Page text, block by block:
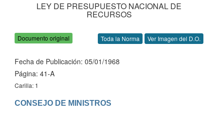
LEY DE PRESUPUESTO NACIONAL DE
RECURSOS
Documento original Toda la Norma Ver Imagen del D.O.
Fecha de Publicación: 05/01/1968
Página: 41-A
Carilla: 1
CONSEJO DE MINISTROS